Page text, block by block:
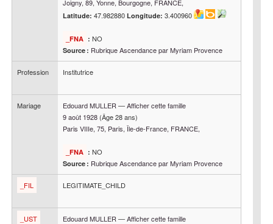
Joigny, 89, Yonne, Bourgogne, FRANCE,
Latitude:47.982880Longitude:3.400960
_FNA : NO
Source : Rubrique Ascendance par Myriam Provence
Profession Institutrice
Mariage EdouardMULLER—Afficher cette famille
9 août 1928 (Âge 28 ans)
Paris VIIIe, 75, Paris, Île-de-France, FRANCE,
_FNA : NO
Source : Rubrique Ascendance par Myriam Provence
_FIL LEGITIMATE_CHILD
_UST EdouardMULLER—Afficher cette famille